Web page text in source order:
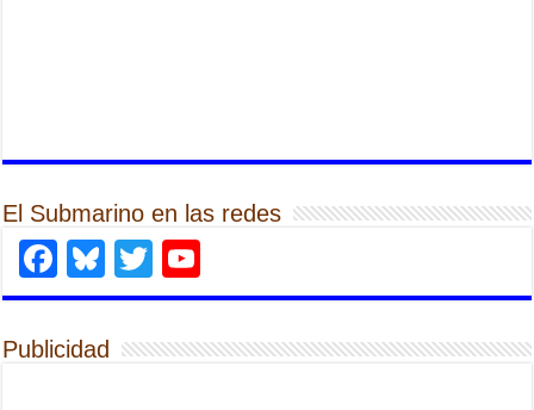
El Submarino en las redes
Facebook
Bluesky
Twitter
Publicidad